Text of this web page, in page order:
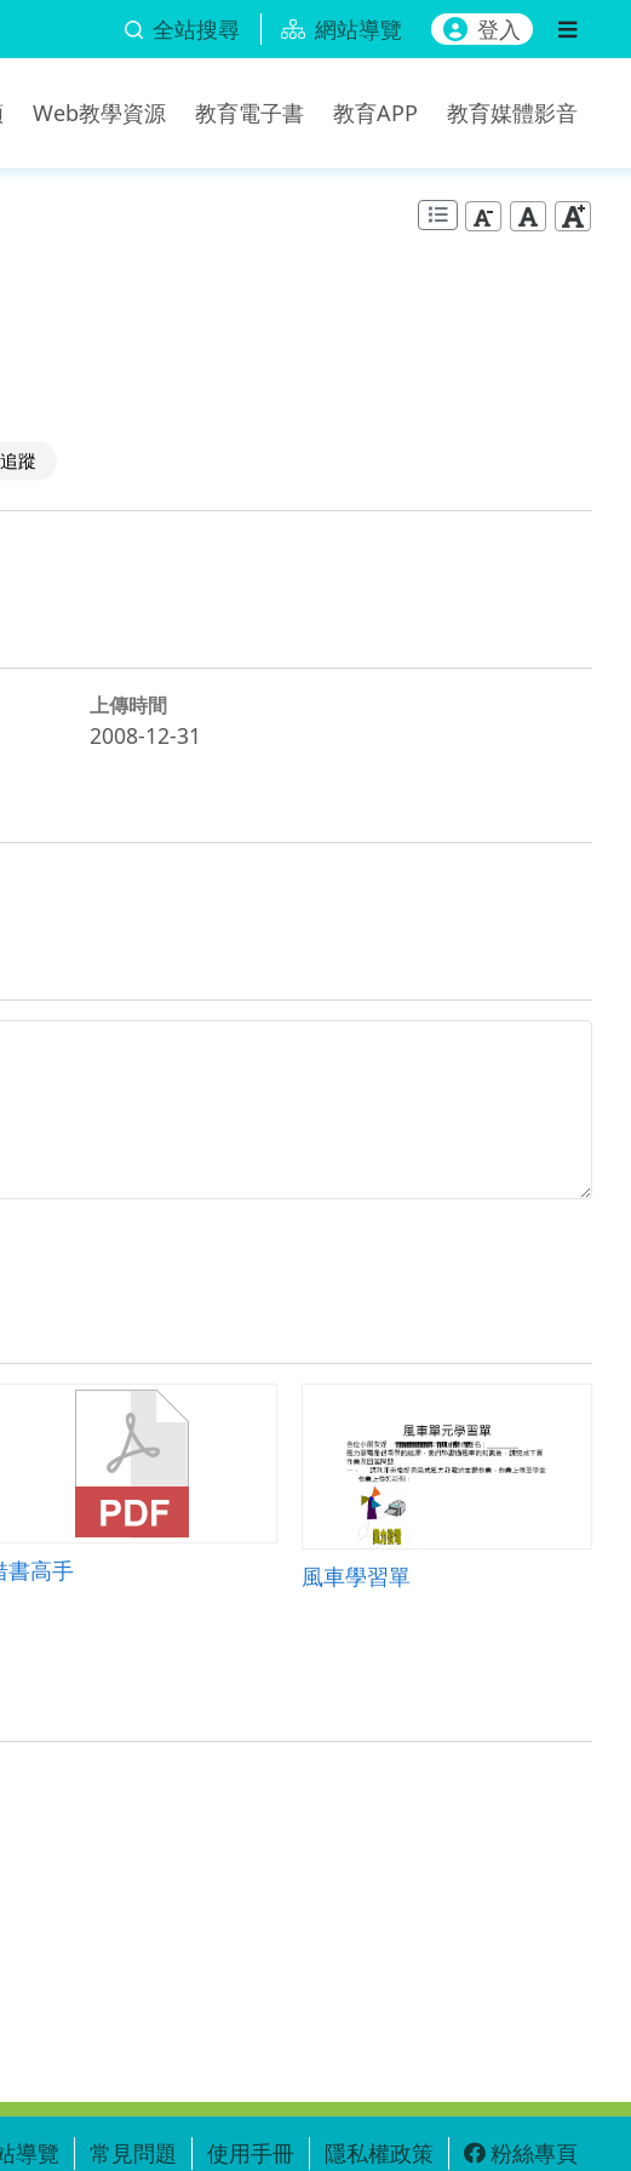
全站搜尋 網站導覽 登入
Web教學資源 教育電子書 教育APP 教育媒體影音
蹤
上傳時間
2008-12-31
書高手 風車學習單
導覽 常見問題 使用手冊 隱私權政策 粉絲專頁